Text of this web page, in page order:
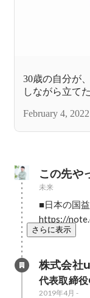
30歳の自分が
しながら立て
February 4, 2022
この先や
未来
■日本の国
https://
さらに表示
株式会
代表取締
2019年4月 -